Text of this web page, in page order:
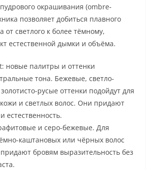
окрашивания (ombre-
позволяет добиться плавного
от светлого к более тёмному,
естественной дымки и объёма.
новые палитры и оттенки
тона. Бежевые, светло-
русые оттенки подойдут для
кожи и светлых волос. Они придают
естественность.
и серо-бежевые. Для
каштановых или чёрных волос
бровям выразительность без